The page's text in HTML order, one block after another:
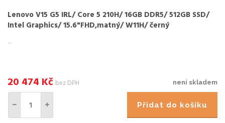
Lenovo V15 G5 IRL/ Core 5 210H/ 16GB DDR5/ 512GB SSD/
Intel Graphics/ 15.6"FHD,matný/ W11H/ černý
není skladem
20 474 Kč bez DPH
Přidat do košíku